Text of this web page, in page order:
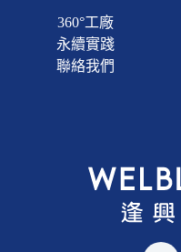
360°工廠
永續實踐
聯絡我們